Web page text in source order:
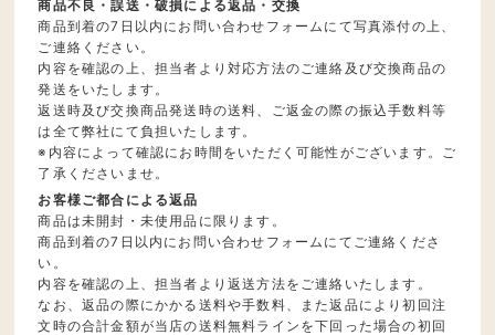
商品不良・誤送・破損による返品・交換
商品到着の7日以内にお問い合わせフォームにて写真添付の上、
ご連絡ください。
内容を確認の上、担当者より対応方法のご連絡及び交換商品の
発送をいたします。
返送時及び交換商品発送時の送料、ご返金の際の振込手数料等
は全て弊社にて負担いたします。
※内容によって確認にお時間をいただく可能性がございます。ご
了承くださいませ。
お客様ご都合による返品
商品は未開封・未使用品に限ります。
商品到着の7日以内にお問い合わせフォームにてご連絡くださ
い。
内容を確認の上、担当者より返送方法をご連絡いたします。
なお、返品の際にかかる送料や手数料、また返品により初回注
文時の合計金額が当店の送料無料ラインを下回った場合の初回